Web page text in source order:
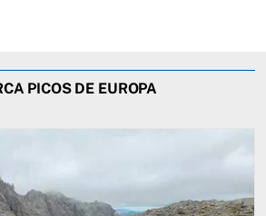
PICOS DE EUROPA